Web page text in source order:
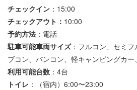
チェックイン ：15:00
チェックアウト： 10:00
予約方法 ：電話
駐車可能車両サイズ：フルコン、セミ
ブコン、バンコン、軽キャンピングカー
利用可能台数 ：4台
トイレ ：（宿内）6:00〜23:00